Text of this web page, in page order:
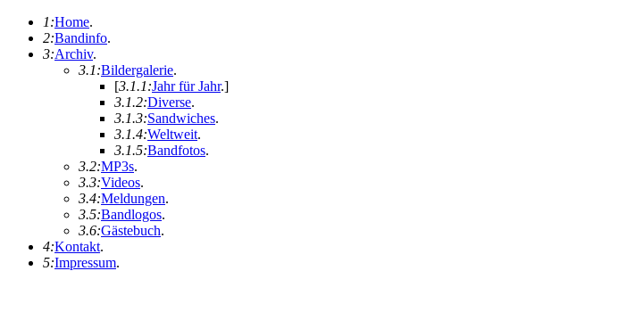
1:Home.
2:Bandinfo.
3:Archiv.
3.1:Bildergalerie.
[3.1.1:Jahr für Jahr.]
3.1.2:Diverse.
3.1.3:Sandwiches.
3.1.4:Weltweit.
3.1.5:Bandfotos.
3.2:MP3s.
3.3:Videos.
3.4:Meldungen.
3.5:Bandlogos.
3.6:Gästebuch.
4:Kontakt.
5:Impressum.